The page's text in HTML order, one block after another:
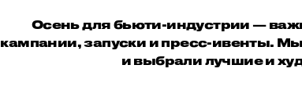
Осень для бьюти-индустрии —
кампании, запуски и пресс-ивенты.
и выбрали лучшие и